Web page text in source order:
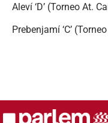
Aleví ‘D’ (Torneo At.
Prebenjamí ‘C’